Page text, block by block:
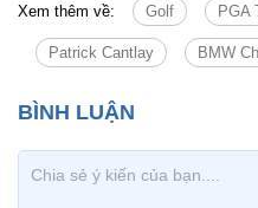
Xem thêm về: Golf PGA
Patrick Cantlay BMW